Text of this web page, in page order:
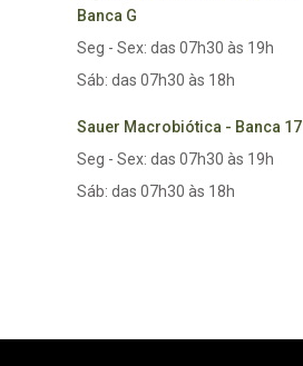
Banca G
Seg - Sex: das 07h30 às 19h
Sáb: das 07h30 às 18h
Sauer Macrobiótica - Banca 17
Seg - Sex: das 07h30 às 19h
Sáb: das 07h30 às 18h